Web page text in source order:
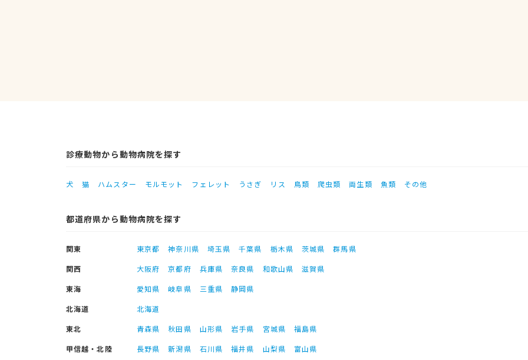
診療動物から動物病院を探す
犬 猫 ハムスター モルモット フェレット うさぎ リス 鳥類 爬虫類 両生類 魚類 その他
都道府県から動物病院を探す
関東 東京都 神奈川県 埼玉県 千葉県 栃木県 茨城県
群馬県
関西
大阪府 京都府 兵庫県 奈良県 和歌山県
滋賀県
東海
愛知県 岐阜県 三重県
静岡県
北海道
北海道
東北
青森県 秋田県 山形県 岩手県 宮城県
福島県
甲信越・北陸
長野県 新潟県 石川県 福井県 山梨県
富山県